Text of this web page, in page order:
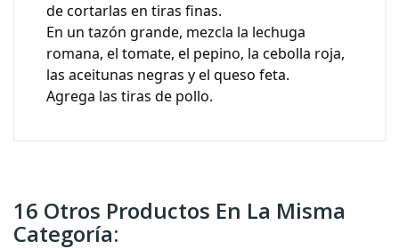
de cortarlas en tiras finas.
En un tazón grande, mezcla la lechuga
romana, el tomate, el pepino, la cebolla roja,
las aceitunas negras y el queso feta.
Agrega las tiras de pollo.
16 Otros Productos En La Misma
Categoría: